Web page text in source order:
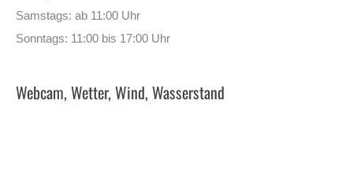
Samstags: ab 11:00 Uhr
Sonntags: 11:00 bis 17:00 Uhr
Webcam, Wetter, Wind, Wasserstand